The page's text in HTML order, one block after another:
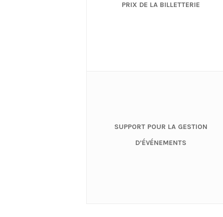
PRIX DE LA BILLETTERIE
SUPPORT POUR LA GESTION
D’ÉVÉNEMENTS